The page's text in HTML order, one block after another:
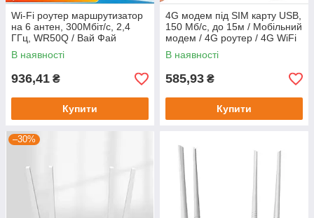
Wi-Fi роутер маршрутизатор
на 6 антен, 300Мбіт/с, 2,4
ГГц, WR50Q / Вай Фай
маршрутизатор / Роутер для
дому
В наявності
936,41 ₴
Купити
4G модем під SIM карту USB,
150 Мб/с, до 15м / Мобільний
модем / 4G роутер / 4G WiFi
modem
В наявності
585,93 ₴
Купити
–30%